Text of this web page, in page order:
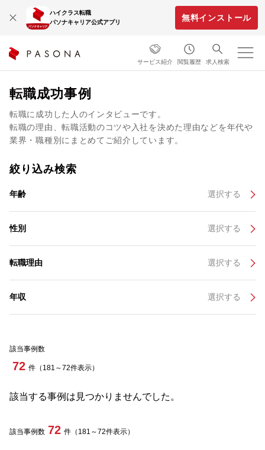
ハイクラス転職
パソナキャリア公式アプリ
無料インストール
サービス紹介 閲覧履歴 求人検索
転職成功事例
転職に成功した人のインタビューです。
転職の理由、転職活動のコツや入社を決めた理由などを年代や
業界・職種別にまとめてご紹介しています。
絞り込み検索
年齢 選択する
性別 選択する
転職理由 選択する
年収 選択する
該当事例数
72 件（181～72件表示）
該当する事例は見つかりませんでした。
該当事例数 72 件（181～72件表示）